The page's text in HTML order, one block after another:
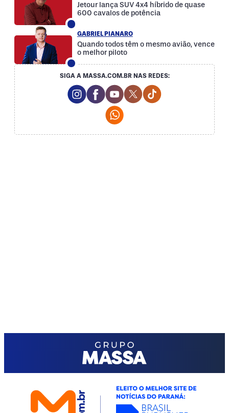
Jetour lança SUV 4x4 híbrido de quase
600 cavalos de potência
GABRIEL PIANARO
Quando todos têm o mesmo avião, vence
o melhor piloto
SIGA A MASSA.COM.BR NAS REDES:
Instagram Social Media
Facebook Social Media
Youtube Social Media
Twitter Social Media
Tiktok Social